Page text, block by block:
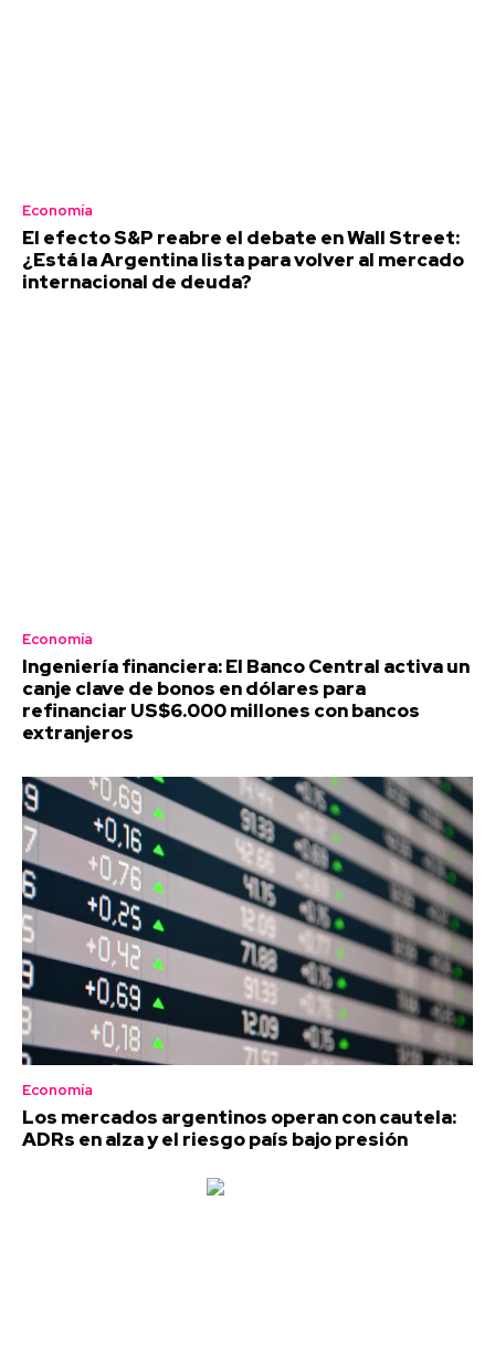
Economía
El efecto S&P reabre el debate en Wall Street:
¿Está la Argentina lista para volver al mercado
internacional de deuda?
Economía
Ingeniería financiera: El Banco Central activa un
canje clave de bonos en dólares para
refinanciar US$6.000 millones con bancos
extranjeros
Economía
Los mercados argentinos operan con cautela:
ADRs en alza y el riesgo país bajo presión